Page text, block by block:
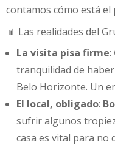
contamos cómo está
📊 Las realidades del
La visita pisa firme:
tranquilidad de
Belo Horizonte. Un
El local, obligado:
sufrir algunos
casa es vital para no